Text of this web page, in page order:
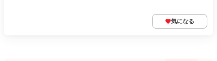
気になる